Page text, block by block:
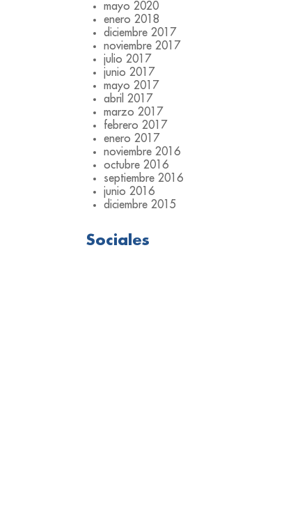
mayo 2020
enero 2018
diciembre 2017
noviembre 2017
julio 2017
junio 2017
mayo 2017
abril 2017
marzo 2017
febrero 2017
enero 2017
noviembre 2016
octubre 2016
septiembre 2016
junio 2016
diciembre 2015
Sociales